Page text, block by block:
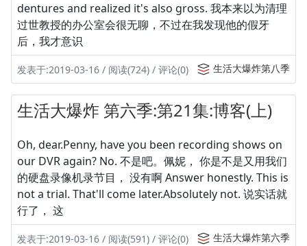
dentures and realized it's also gross. 我本来以为清理
过世教授的办公室会很无聊，不过在我发现他的假牙
后，我才意识
发表于:2019-03-16 / 阅读(724) / 评论(0) 生活大爆炸第八季
生活大爆炸 第六季:第21集:博客(上)
Oh, dear.Penny, have you been recording shows on
our DVR again? No. 不是吧。佩妮， 你是不是又用我们
的硬盘录像机录节目， 没有啊 Answer honestly. This is
not a trial. That'll come later.Absolutely not. 说实话就
行了， 这
发表于:2019-03-16 / 阅读(591) / 评论(0) 生活大爆炸第六季